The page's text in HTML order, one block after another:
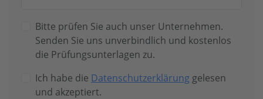
Bitte prüfen Sie auch unser Unternehmen.
Senden Sie uns unverbindlich und kostenlos
die Prüfungsunterlagen zu.
Ich habe die Datenschutzerklärung gelesen
und akzeptiert.